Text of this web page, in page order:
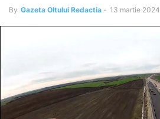
By Gazeta Oltului Redactia - 13 martie